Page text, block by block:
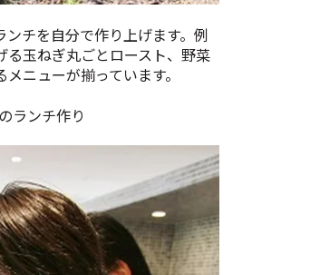
チを自分で作り上げます。例
玉ねぎ丸ごとロースト、野菜
ニューが揃っています。
ランチ作り